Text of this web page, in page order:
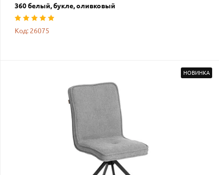
360 белый, букле, оливковый
Код: 26075
НОВИНКА